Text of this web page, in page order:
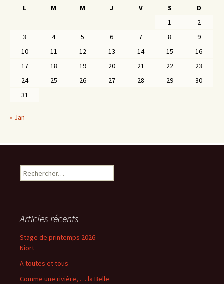
L
M M J V S
D
1
2
3
4 5 6 7 8
9
10
11 12 13 14 15
16
17
18 19 20 21 22
23
24
25 26 27 28 29
30
31
« Jan
Rechercher :
Articles récents
Stage de printemps 2026 –
Niort
A toutes et tous
Comme une rivière, … la Belle